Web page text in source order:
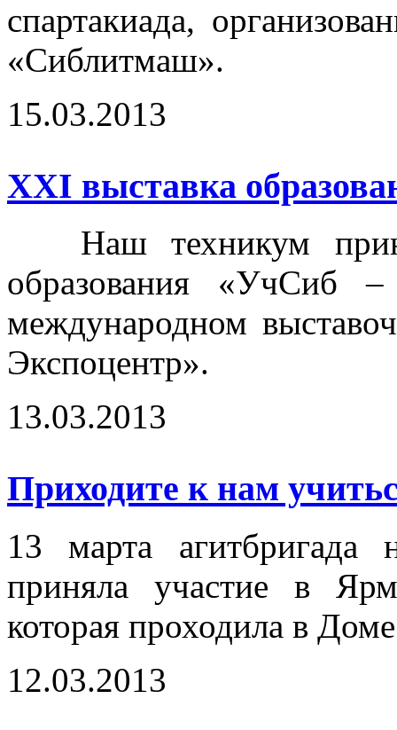
спартакиада,
«Сиблитмаш».
15.03.2013
ХХI выставка
Наш техникум
образования «УчСиб
международном
Экспоцентр».
13.03.2013
Приходите к нам
13 марта агитбригада
приняла участие в
которая проходила в
12.03.2013